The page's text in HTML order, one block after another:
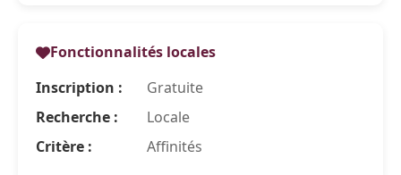
Fonctionnalités locales
Inscription :
Gratuite
Recherche :
Locale
Critère :
Affinités